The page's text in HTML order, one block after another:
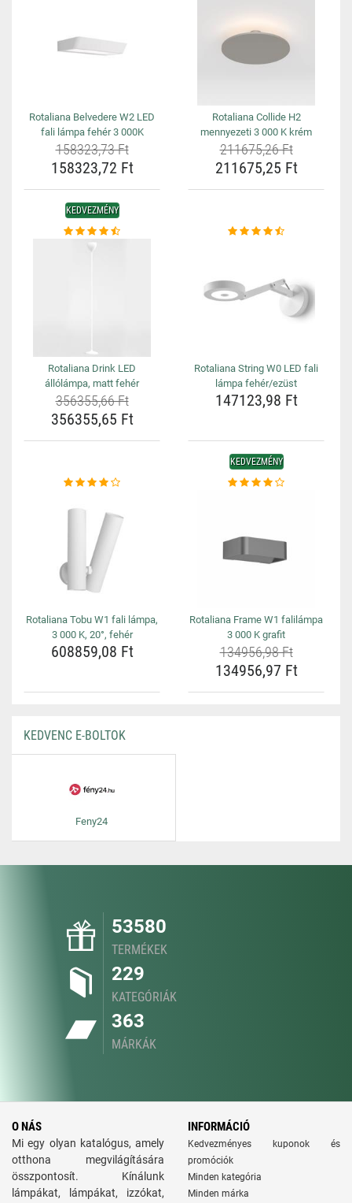
Rotaliana Belvedere W2 LED
fali lámpa fehér 3 000K
158323,73 Ft
158323,72 Ft
Rotaliana Collide H2
mennyezeti 3 000 K krém
211675,26 Ft
211675,25 Ft
KEDVEZMÉNY
Rotaliana Drink LED
állólámpa, matt fehér
356355,66 Ft
356355,65 Ft
Rotaliana String W0 LED fali
lámpa fehér/ezüst
147123,98 Ft
Rotaliana Tobu W1 fali lámpa,
3 000 K, 20°, fehér
608859,08 Ft
KEDVEZMÉNY
Rotaliana Frame W1 falilámpa
3 000 K grafit
134956,98 Ft
134956,97 Ft
KEDVENC E-BOLTOK
Feny24
53580
TERMÉKEK
229
KATEGÓRIÁK
363
MÁRKÁK
O NÁS
Mi egy olyan katalógus, amely
otthona megvilágítására
összpontosít. Kínálunk
lámpákat, lámpákat, izzókat,
INFORMÁCIÓ
Kedvezményes kuponok és
promóciók
Minden kategória
Minden márka